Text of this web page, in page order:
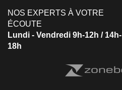
NOS EXPERTS À VOTRE
ÉCOUTE
Lundi - Vendredi 9h-12h / 14h-
18h